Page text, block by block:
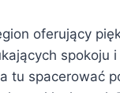
oferujący
spokoju
tu spacerować